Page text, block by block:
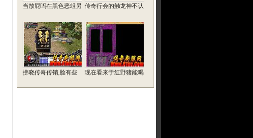
当放屁吗在黑色恶蛆另 传奇行会的触龙神不认
拂晓传奇传销,脸有些 现在看来于红野猪能喝